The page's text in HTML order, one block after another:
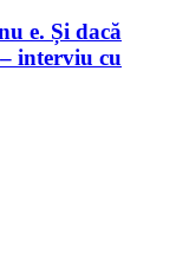
e. Și dacă
interviu cu